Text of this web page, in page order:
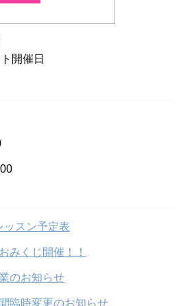
開催日
ッスン予定表
みくじ開催！！
のお知らせ
臨時変更のお知らせ